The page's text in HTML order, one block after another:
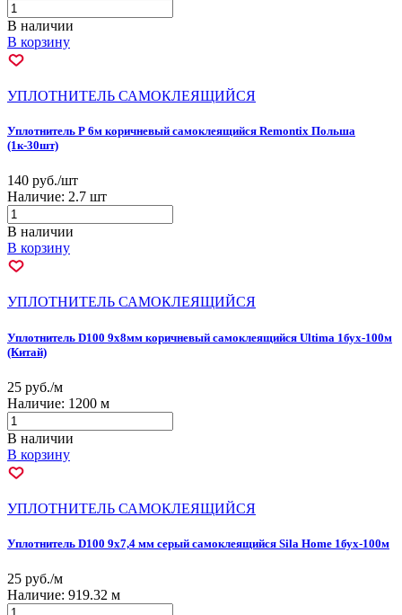
В наличии
В корзину
УПЛОТНИТЕЛЬ САМОКЛЕЯЩИЙСЯ
Уплотнитель Р 6м коричневый самоклеящийся Remontix Польша
(1к-30шт)
140 руб./шт
Наличие: 2.7 шт
В наличии
В корзину
УПЛОТНИТЕЛЬ САМОКЛЕЯЩИЙСЯ
Уплотнитель D100 9х8мм коричневый самоклеящийся Ultima 1бух-100м
(Китай)
25 руб./м
Наличие: 1200 м
В наличии
В корзину
УПЛОТНИТЕЛЬ САМОКЛЕЯЩИЙСЯ
Уплотнитель D100 9х7,4 мм серый самоклеящийся Sila Home 1бух-100м
25 руб./м
Наличие: 919.32 м